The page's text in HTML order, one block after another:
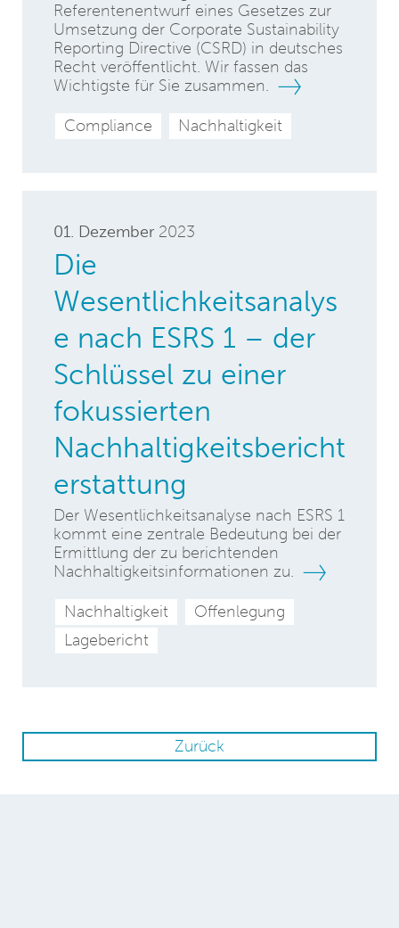
Referentenentwurf eines Gesetzes zur
Umsetzung der Corporate Sustainability
Reporting Directive (CSRD) in deutsches
Recht veröffentlicht. Wir fassen das
Wichtigste für Sie zusammen.
Compliance Nachhaltigkeit
01. Dezember 2023
Die
Wesentlichkeitsanalys
e nach ESRS 1 – der
Schlüssel zu einer
fokussierten
Nachhaltigkeitsbericht
erstattung
Der Wesentlichkeitsanalyse nach ESRS 1
kommt eine zentrale Bedeutung bei der
Ermittlung der zu berichtenden
Nachhaltigkeitsinformationen zu.
Nachhaltigkeit
Offenlegung
Lagebericht
Zurück